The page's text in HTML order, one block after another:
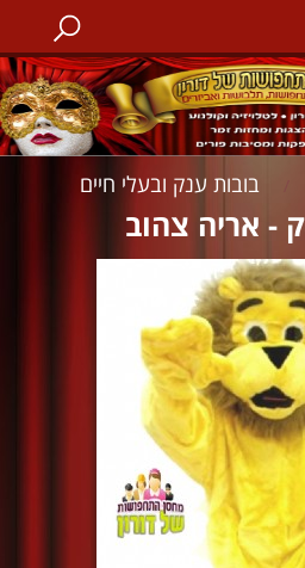
בובות ענק ובעלי חיים
- אריה צהוב